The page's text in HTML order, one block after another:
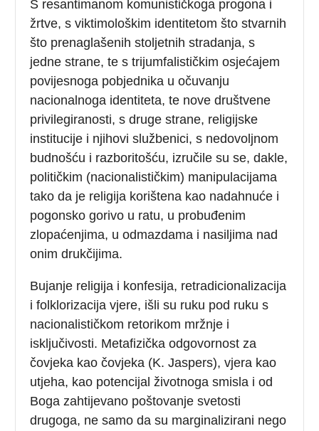
S resantimanom komunističkoga progona i
žrtve, s viktimološkim identitetom što stvarnih
što prenaglašenih stoljetnih stradanja, s
jedne strane, te s trijumfalističkim osjećajem
povijesnoga pobjednika u očuvanju
nacionalnoga identiteta, te nove društvene
privilegiranosti, s druge strane, religijske
institucije i njihovi službenici, s nedovoljnom
budnošću i razboritošću, izručile su se, dakle,
političkim (nacionalističkim) manipulacijama
tako da je religija korištena kao nadahnuće i
pogonsko gorivo u ratu, u probuđenim
zlopaćenjima, u odmazdama i nasiljima nad
onim drukčijima.
Bujanje religija i konfesija, retradicionalizacija
i folklorizacija vjere, išli su ruku pod ruku s
nacionalističkom retorikom mržnje i
isključivosti. Metafizička odgovornost za
čovjeka kao čovjeka (K. Jaspers), vjera kao
utjeha, kao potencijal životnoga smisla i od
Boga zahtijevano poštovanje svetosti
drugoga, ne samo da su marginalizirani nego